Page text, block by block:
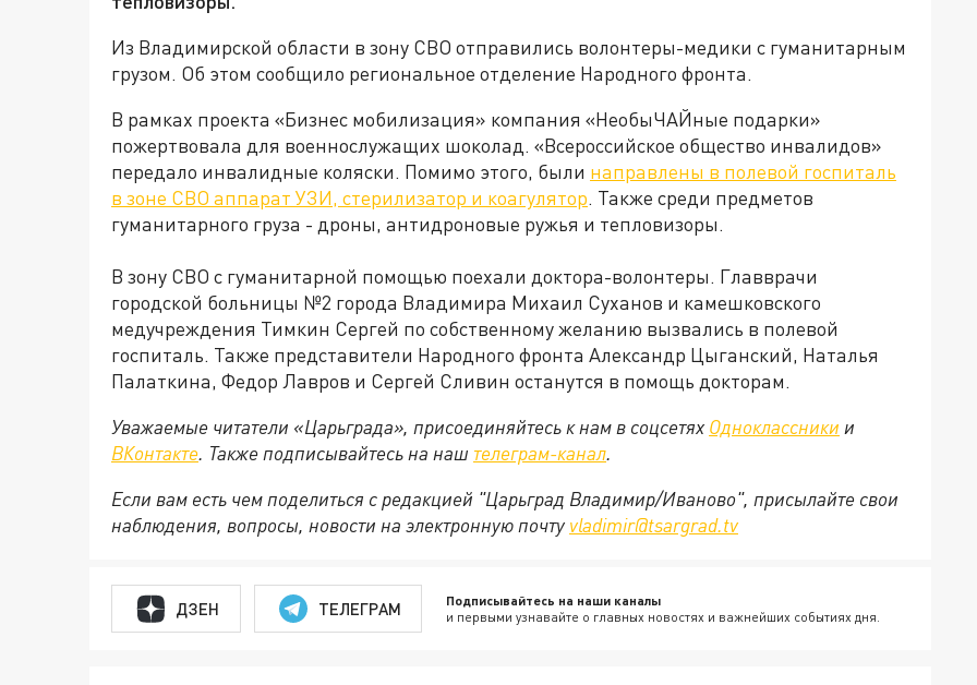
Из Владимирской области в зону СВО отправились волонтеры-медики с гуманитарным
грузом. Об этом сообщило региональное отделение Народного фронта.
В рамках проекта «Бизнес мобилизация» компания «НеобыЧАЙные подарки»
пожертвовала для военнослужащих шоколад. «Всероссийское общество инвалидов»
передало инвалидные коляски. Помимо этого, были направлены в полевой госпиталь
в зоне СВО аппарат УЗИ, стерилизатор и коагулятор. Также среди предметов
гуманитарного груза - дроны, антидроновые ружья и тепловизоры.
В зону СВО с гуманитарной помощью поехали доктора-волонтеры. Главврачи
городской больницы №2 города Владимира Михаил Суханов и камешковского
медучреждения Тимкин Сергей по собственному желанию вызвались в полевой
госпиталь. Также представители Народного фронта Александр Цыганский, Наталья
Палаткина, Федор Лавров и Сергей Сливин останутся в помощь докторам.
Уважаемые читатели «Царьграда», присоединяйтесь к нам в соцсетях Одноклассники и
ВКонтакте. Также подписывайтесь на наш телеграм-канал.
Если вам есть чем поделиться с редакцией "Царьград Владимир/Иваново", присылайте свои
наблюдения, вопросы, новости на электронную почту vladimir@tsargrad.tv
ДЗЕН ТЕЛЕГРАМ Подписывайтесь на наши каналы
и первыми узнавайте о главных новостях и важнейших событиях дня.